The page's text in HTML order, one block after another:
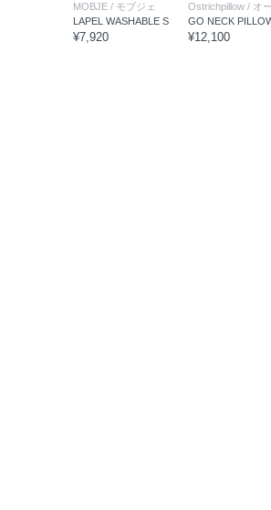
MOBJE / モブジェ
LAPEL WASHABLE S
¥7,920
Ostrichpillow / オースト
GO NECK
¥12,100